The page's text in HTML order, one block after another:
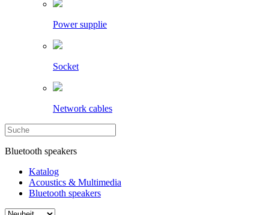
Power supplie
Socket
Network cables
Bluetooth speakers
Katalog
Acoustics & Multimedia
Bluetooth speakers